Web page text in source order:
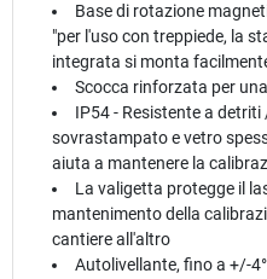
Base di rotazione
"per l'uso con treppiede, la
integrata si monta
Scocca rinforzata per
IP54 - Resistente a
sovrastampato e vetro
aiuta a mantenere la
La valigetta protegge il
mantenimento della
cantiere all'altro
Autolivellante, fino a +/-